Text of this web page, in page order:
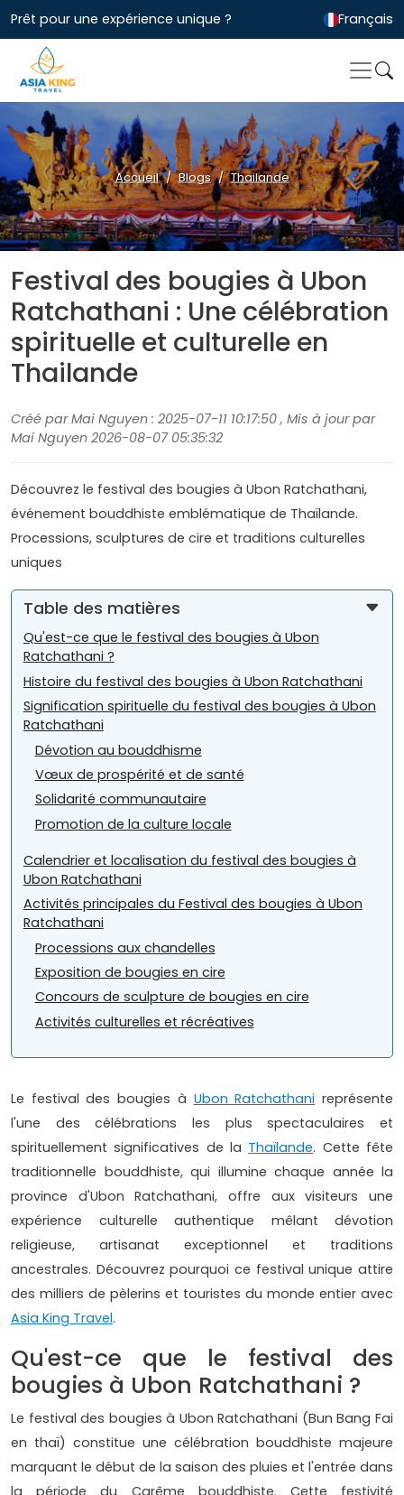
Prêt pour une expérience unique ? Français
Accueil Blogs Thailande
Festival des bougies à Ubon
Ratchathani : Une célébration
spirituelle et culturelle en
Thailande
Créé par Mai Nguyen : 2025-07-11 10:17:50 , Mis à jour par
Mai Nguyen 2026-08-07 05:35:32
Découvrez le festival des bougies à Ubon Ratchathani,
événement bouddhiste emblématique de Thaïlande.
Processions, sculptures de cire et traditions culturelles
uniques
Table des matières
Qu'est-ce que le festival des bougies à Ubon
Ratchathani ?
Histoire du festival des bougies à Ubon Ratchathani
Signification spirituelle du festival des bougies à Ubon
Ratchathani
Dévotion au bouddhisme
Vœux de prospérité et de santé
Solidarité communautaire
Promotion de la culture locale
Calendrier et localisation du festival des bougies à
Ubon Ratchathani
Activités principales du Festival des bougies à Ubon
Ratchathani
Processions aux chandelles
Exposition de bougies en cire
Concours de sculpture de bougies en cire
Activités culturelles et récréatives
Le festival des bougies à Ubon Ratchathani représente
l'une des célébrations les plus spectaculaires et
spirituellement significatives de la Thaïlande. Cette fête
traditionnelle bouddhiste, qui illumine chaque année la
province d'Ubon Ratchathani, offre aux visiteurs une
expérience culturelle authentique mêlant dévotion
religieuse, artisanat exceptionnel et traditions
ancestrales. Découvrez pourquoi ce festival unique attire
des milliers de pèlerins et touristes du monde entier avec
Asia King Travel.
Qu'est-ce que le festival des
bougies à Ubon Ratchathani ?
Le festival des bougies à Ubon Ratchathani (Bun Bang Fai
en thaï) constitue une célébration bouddhiste majeure
marquant le début de la saison des pluies et l'entrée dans